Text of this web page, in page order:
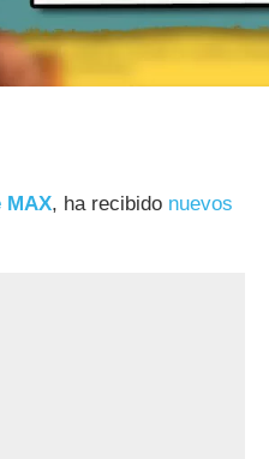
MAX, ha recibido nuevos